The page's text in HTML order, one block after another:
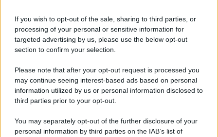
If you wish to opt-out of the sale, sharing to third parties, or
processing of your personal or sensitive information for
targeted advertising by us, please use the below opt-out
section to confirm your selection.
Please note that after your opt-out request is processed you
may continue seeing interest-based ads based on personal
information utilized by us or personal information disclosed to
third parties prior to your opt-out.
You may separately opt-out of the further disclosure of your
personal information by third parties on the IAB’s list of
© 2026 - Pianeta Design - P.IVA 04827280654 - Testata
Registrata Al Tribunale Di Nocera Inferiore N. 8/2020 - RG N.
ISCRIZIONE AL ROC N. 35792 – ISCRITTA ALL’ANSO
(ASSOCIAZIONE NAZIONALE STAMPA ONLINE)
PREFERENZE PRIVACY